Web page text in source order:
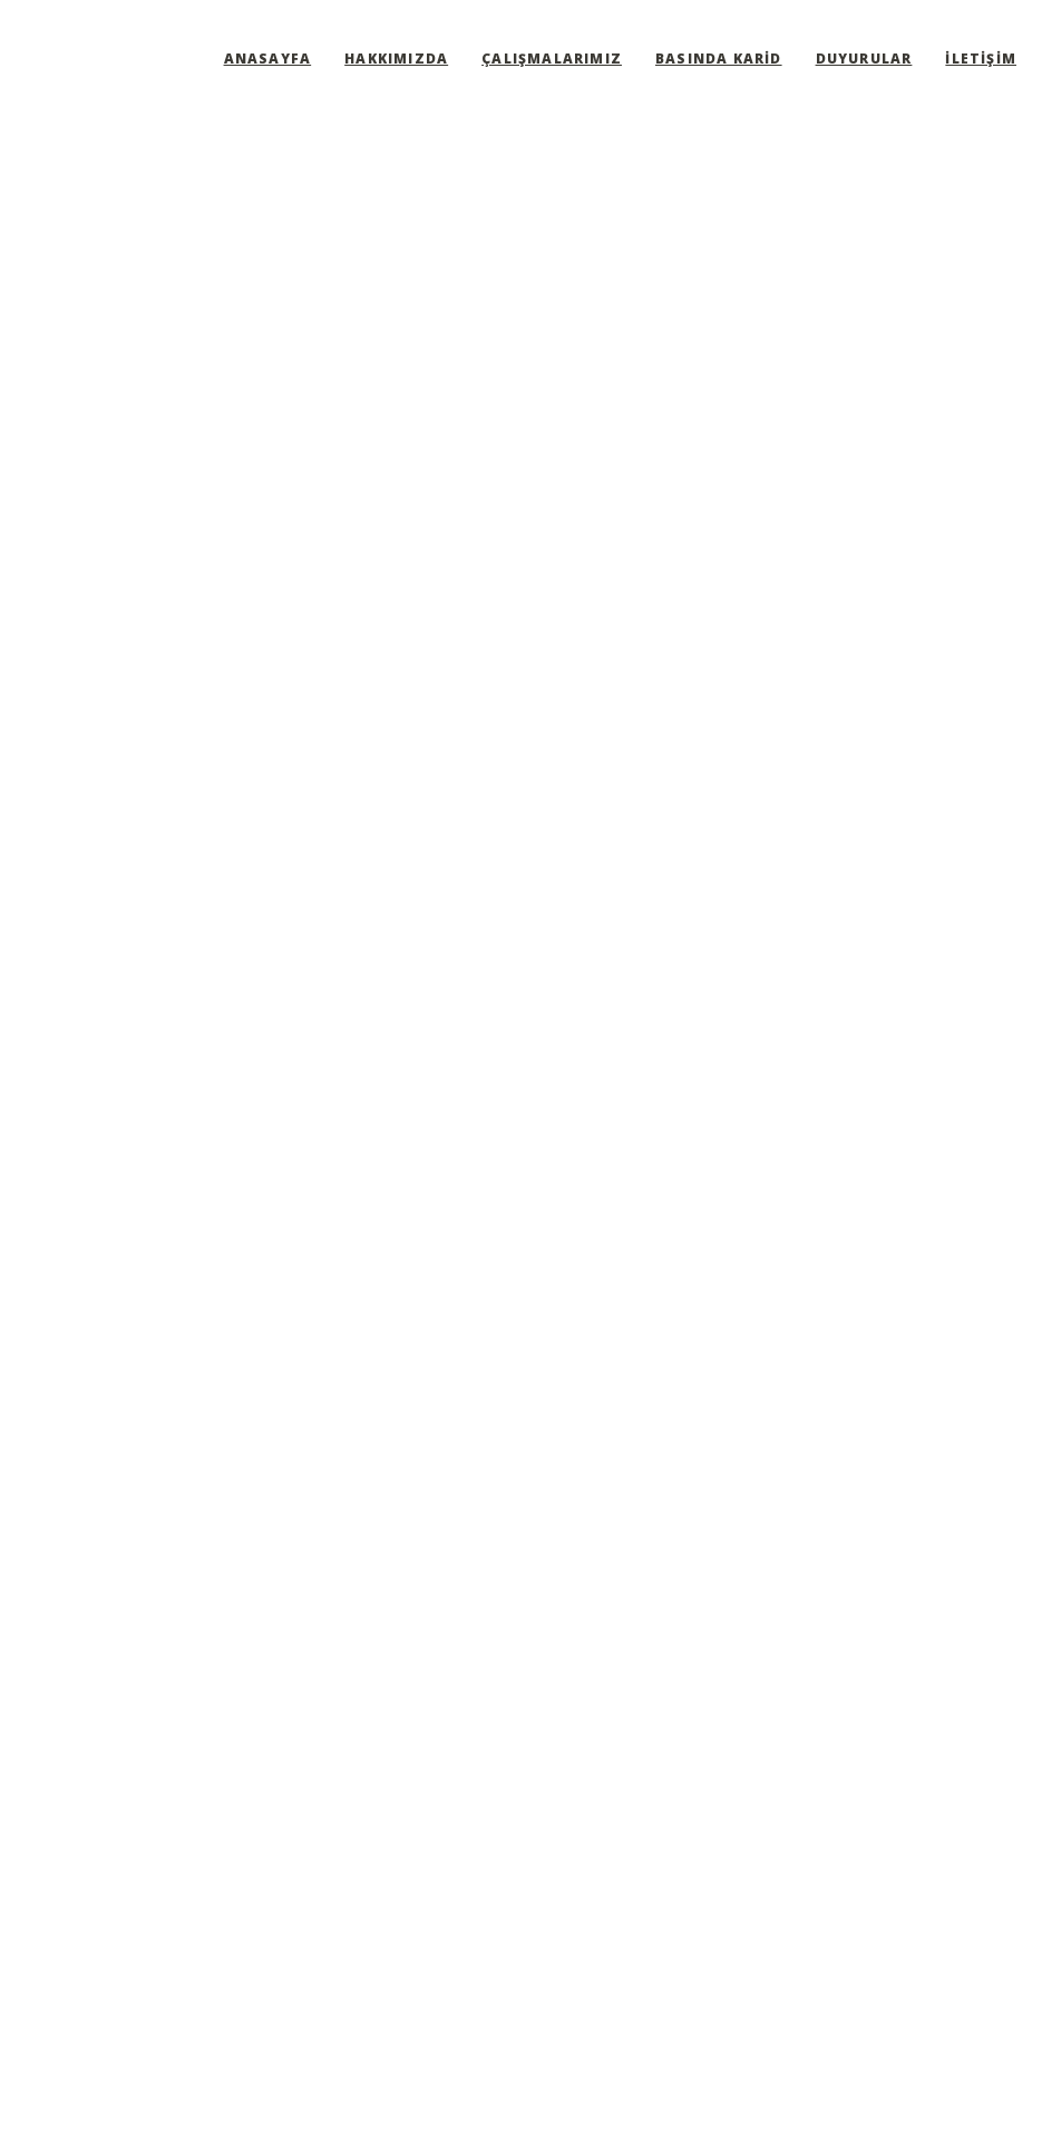
ANASAYFA HAKKIMIZDA ÇALIŞMALARIMIZ BASINDA KARID DUYURULAR İLETIŞIM